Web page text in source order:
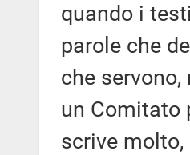
quando i
parole che
che
un Comitato
scrive